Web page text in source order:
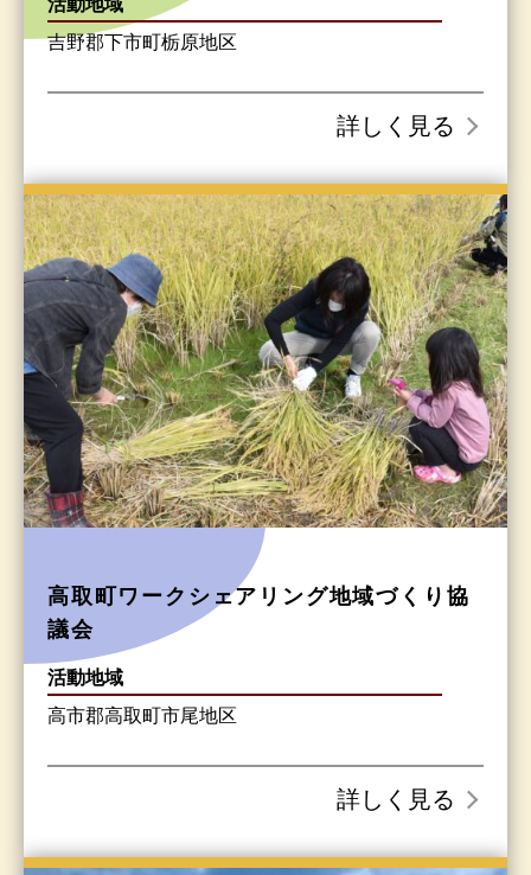
活動地域
吉野郡下市町栃原地区
詳しく見る
高取町ワークシェアリング地域づくり協
議会
活動地域
高市郡高取町市尾地区
詳しく見る